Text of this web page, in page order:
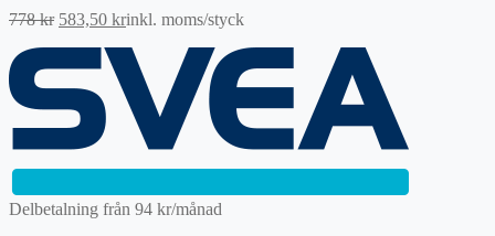
778kr Det
778 kr.
583,50 krDet
priset
är:
583,50 kr.
inkl. moms/styck
Delbetalning från 94 kr/månad